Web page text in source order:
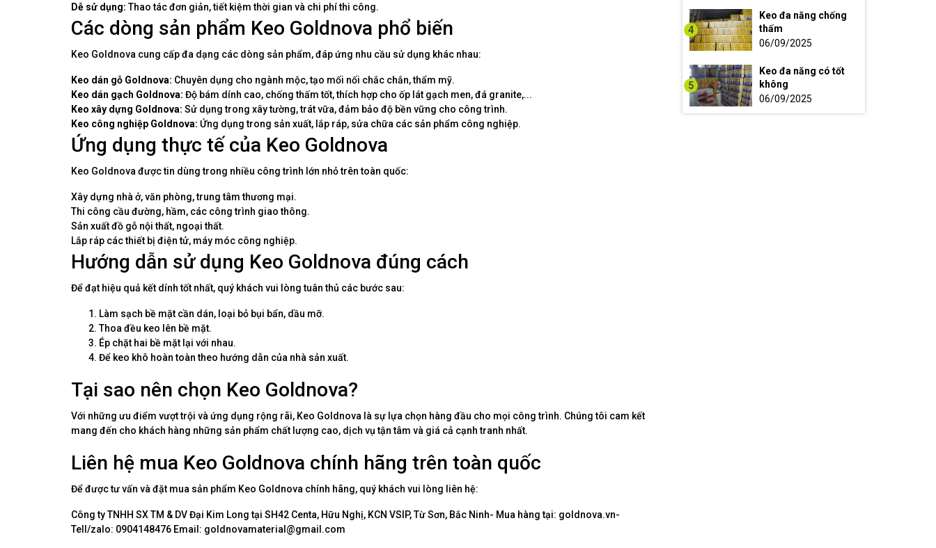
Dễ sử dụng:Thao tác đơn giản, tiết kiệm thời gian và chi phí thi công.
Các dòng sản phẩm Keo Goldnova phổ biến
Keo Goldnova cung cấp đa dạng các dòng sản phẩm, đáp ứng nhu cầu sử dụng khác nhau:
Keo dán gỗ Goldnova: Chuyên dụng cho ngành mộc, tạo mối nối chắc chắn, thẩm mỹ.
Keo dán gạch Goldnova: Độ bám dính cao, chống thấm tốt, thích hợp cho ốp lát gạch men, đá granite,...
Keo xây dựng Goldnova: Sử dụng trong xây tường, trát vữa, đảm bảo độ bền vững cho công trình.
Keo công nghiệp Goldnova: Ứng dụng trong sản xuất, lắp ráp, sửa chữa các sản phẩm công nghiệp.
Ứng dụng thực tế của Keo Goldnova
Keo Goldnova được tin dùng trong nhiều công trình lớn nhỏ trên toàn quốc:
Xây dựng nhà ở, văn phòng, trung tâm thương mại.
Thi công cầu đường, hầm, các công trình giao thông.
Sản xuất đồ gỗ nội thất, ngoại thất.
Lắp ráp các thiết bị điện tử, máy móc công nghiệp.
Hướng dẫn sử dụng Keo Goldnova đúng cách
Để đạt hiệu quả kết dính tốt nhất, quý khách vui lòng tuân thủ các bước sau:
Làm sạch bề mặt cần dán, loại bỏ bụi bẩn, dầu mỡ.
Thoa đều keo lên bề mặt.
Ép chặt hai bề mặt lại với nhau.
Để keo khô hoàn toàn theo hướng dẫn của nhà sản xuất.
Tại sao nên chọn Keo Goldnova?
Với những ưu điểm vượt trội và ứng dụng rộng rãi, Keo Goldnova là sự lựa chọn hàng đầu cho mọi công trình. Chúng tôi cam kết
mang đến cho khách hàng những sản phẩm chất lượng cao, dịch vụ tận tâm và giá cả cạnh tranh nhất.
Liên hệ mua Keo Goldnova chính hãng trên toàn quốc
Để được tư vấn và đặt mua sản phẩm Keo Goldnova chính hãng, quý khách vui lòng liên hệ:
Công ty TNHH SX TM & DV Đại Kim Long tại SH42 Centa, Hữu Nghị, KCN VSIP, Từ Sơn, Bắc Ninh- Mua hàng tại: goldnova.vn-
Tell/zalo: 0904148476 Email: goldnovamaterial@gmail.com
4
Keo đa năng chống
thấm
06/09/2025
5
Keo đa năng có tốt
không
06/09/2025